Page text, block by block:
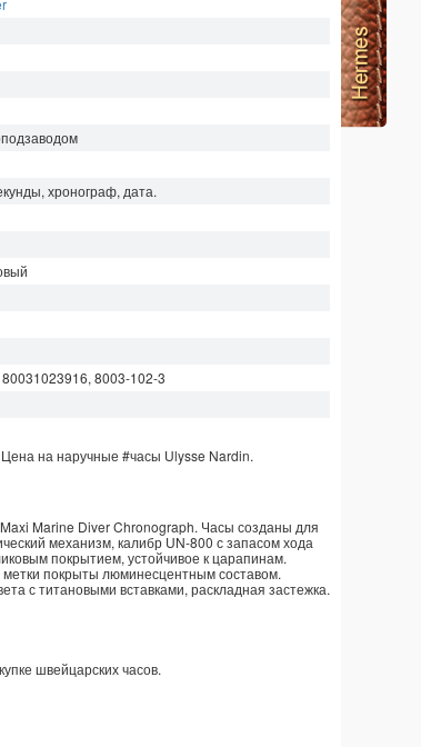
хронограф, дата.
8003-102-3
на наручные #часы Ulysse Nardin.
Marine Diver Chronograph. Часы созданы для
механизм, калибр UN-800 с запасом хода
покрытием, устойчивое к царапинам.
покрыты люминесцентным составом.
с титановыми вставками, раскладная застежка.
швейцарских часов.